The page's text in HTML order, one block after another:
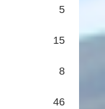
5
15
8
46